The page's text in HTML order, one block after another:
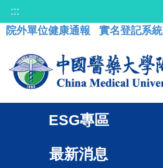
:::
院外單位健康通報
實名登記系統
ESG專區
最新消息